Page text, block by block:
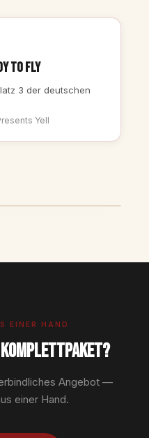
To Fly
3 der deutschen
Yell
EINER HAND
Komplettpaket?
Angebot —
einer Hand.